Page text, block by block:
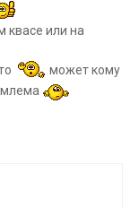
квасе или на
может кому